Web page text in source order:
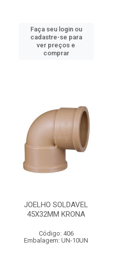
Faça seu login ou
cadastre-se para
ver preços e
comprar
JOELHO SOLDAVEL
45X32MM KRONA
Código: 406
Embalagem: UN-10UN